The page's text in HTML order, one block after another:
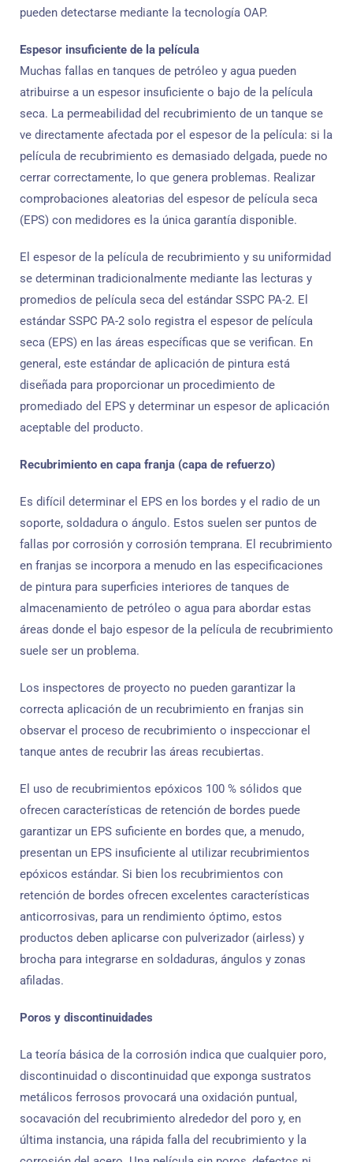
pueden detectarse mediante la tecnología OAP.
Espesor insuficiente de la película
Muchas fallas en tanques de petróleo y agua pueden
atribuirse a un espesor insuficiente o bajo de la película
seca. La permeabilidad del recubrimiento de un tanque se
ve directamente afectada por el espesor de la película: si la
película de recubrimiento es demasiado delgada, puede no
cerrar correctamente, lo que genera problemas. Realizar
comprobaciones aleatorias del espesor de película seca
(EPS) con medidores es la única garantía disponible.
El espesor de la película de recubrimiento y su uniformidad
se determinan tradicionalmente mediante las lecturas y
promedios de película seca del estándar SSPC PA-2. El
estándar SSPC PA-2 solo registra el espesor de película
seca (EPS) en las áreas específicas que se verifican. En
general, este estándar de aplicación de pintura está
diseñada para proporcionar un procedimiento de
promediado del EPS y determinar un espesor de aplicación
aceptable del producto.
Recubrimiento en capa franja (capa de refuerzo)
Es difícil determinar el EPS en los bordes y el radio de un
soporte, soldadura o ángulo. Estos suelen ser puntos de
fallas por corrosión y corrosión temprana. El recubrimiento
en franjas se incorpora a menudo en las especificaciones
de pintura para superficies interiores de tanques de
almacenamiento de petróleo o agua para abordar estas
áreas donde el bajo espesor de la película de recubrimiento
suele ser un problema.
Los inspectores de proyecto no pueden garantizar la
correcta aplicación de un recubrimiento en franjas sin
observar el proceso de recubrimiento o inspeccionar el
tanque antes de recubrir las áreas recubiertas.
El uso de recubrimientos epóxicos 100 % sólidos que
ofrecen características de retención de bordes puede
garantizar un EPS suficiente en bordes que, a menudo,
presentan un EPS insuficiente al utilizar recubrimientos
epóxicos estándar. Si bien los recubrimientos con
retención de bordes ofrecen excelentes características
anticorrosivas, para un rendimiento óptimo, estos
productos deben aplicarse con pulverizador (airless) y
brocha para integrarse en soldaduras, ángulos y zonas
afiladas.
Poros y discontinuidades
La teoría básica de la corrosión indica que cualquier poro,
discontinuidad o discontinuidad que exponga sustratos
metálicos ferrosos provocará una oxidación puntual,
socavación del recubrimiento alrededor del poro y, en
última instancia, una rápida falla del recubrimiento y la